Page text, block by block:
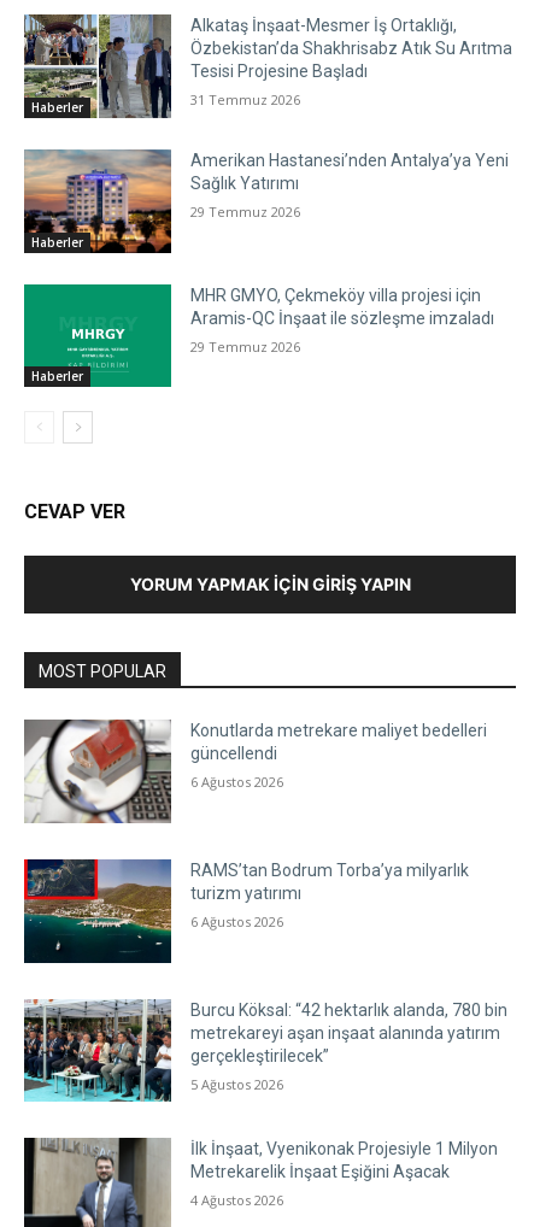
Haberler
Alkataş İnşaat-Mesmer İş Ortaklığı,
Özbekistan’da Shakhrisabz Atık Su Arıtma
Tesisi Projesine Başladı
31 Temmuz 2026
Haberler
Amerikan Hastanesi’nden Antalya’ya Yeni
Sağlık Yatırımı
29 Temmuz 2026
Haberler
MHR GMYO, Çekmeköy villa projesi için
Aramis-QC İnşaat ile sözleşme imzaladı
29 Temmuz 2026
CEVAP VER
YORUM YAPMAK İÇIN GIRIŞ YAPIN
MOST POPULAR
Konutlarda metrekare maliyet bedelleri
güncellendi
6 Ağustos 2026
RAMS’tan Bodrum Torba’ya milyarlık
turizm yatırımı
6 Ağustos 2026
Burcu Köksal: “42 hektarlık alanda, 780 bin
metrekareyi aşan inşaat alanında yatırım
gerçekleştirilecek”
5 Ağustos 2026
İlk İnşaat, Vyenikonak Projesiyle 1 Milyon
Metrekarelik İnşaat Eşiğini Aşacak
4 Ağustos 2026